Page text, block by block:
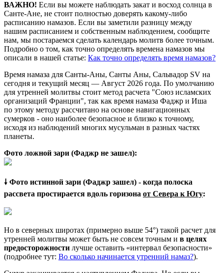
ВАЖНО! Если вы можете наблюдать закат и восход солнца в
Санте-Ане, не стоит полностью доверять какому-либо
расписанию намазов. Если вы заметили разницу между
нашим расписанием и собственным наблюдением, сообщите
нам, мы постараемся сделать календарь молитв более точным.
Подробно о том, как точно определять времена намазов мы
описали в нашей статье: Как точно определять время намазов?
Время намаза для Санты-Аны, Санты Аны, Сальвадор SV на
сегодня и текущий месяц — Август 2026 года. По умолчанию
для утренней молитвы стоит метод расчета "Союз исламских
организаций Франции", так как время намаза Фаджр и Иша
по этому методу рассчитано на основе навигационных
сумерков - оно наиболее безопасное и близко к точному,
исходя из наблюдений многих мусульман в разных частях
планеты.
Фото ложной зари (Фаджр не зашел):
🠗 Фото истинной зари (Фаджр зашел) - когда полоска
рассвета простирается вдоль горизона от Севера к Югу:
Но в северных широтах (примерно выше 54°) такой расчет для
утренней молитвы может быть не совсем точным и в целях
предосторожности лучше оставить «интервал безопасности»
(подробнее тут: Во сколько начинается утренний намаз?).